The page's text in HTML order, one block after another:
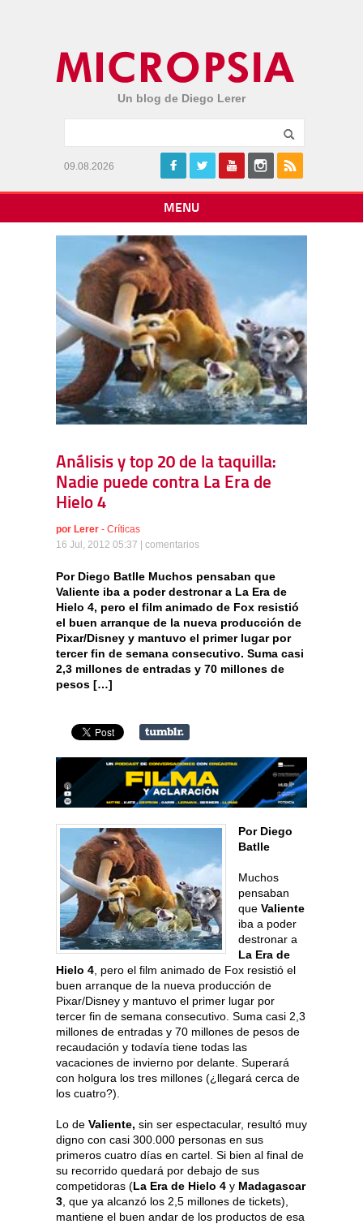
Un blog de Diego Lerer
09.08.2026
MENU
Análisis y top 20 de la taquilla:
Nadie puede contra La Era de
Hielo 4
por Lerer - Críticas
16 Jul, 2012 05:37 | comentarios
Por Diego Batlle Muchos pensaban que
Valiente iba a poder destronar a La Era de
Hielo 4, pero el film animado de Fox resistió
el buen arranque de la nueva producción de
Pixar/Disney y mantuvo el primer lugar por
tercer fin de semana consecutivo. Suma casi
2,3 millones de entradas y 70 millones de
pesos […]
Por Diego
Batlle
Muchos
pensaban
que Valiente
iba a poder
destronar a
La Era de
Hielo 4 , pero el film animado de Fox resistió el
buen arranque de la nueva producción de
Pixar/Disney y mantuvo el primer lugar por
tercer fin de semana consecutivo. Suma casi 2,3
millones de entradas y 70 millones de pesos de
recaudación y todavía tiene todas las
vacaciones de invierno por delante. Superará
con holgura los tres millones (¿llegará cerca de
los cuatro?).
Lo de Valiente, sin ser espectacular, resultó muy
digno con casi 300.000 personas en sus
primeros cuatro días en cartel. Si bien al final de
su recorrido quedará por debajo de sus
competidoras (La Era de Hielo 4 y Madagascar
3 , que ya alcanzó los 2,5 millones de tickets),
mantiene el buen andar de los productos de esa